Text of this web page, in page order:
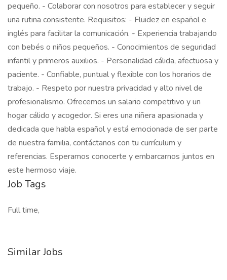
pequeño. - Colaborar con nosotros para establecer y seguir
una rutina consistente. Requisitos: - Fluidez en español e
inglés para facilitar la comunicación. - Experiencia trabajando
con bebés o niños pequeños. - Conocimientos de seguridad
infantil y primeros auxilios. - Personalidad cálida, afectuosa y
paciente. - Confiable, puntual y flexible con los horarios de
trabajo. - Respeto por nuestra privacidad y alto nivel de
profesionalismo. Ofrecemos un salario competitivo y un
hogar cálido y acogedor. Si eres una niñera apasionada y
dedicada que habla español y está emocionada de ser parte
de nuestra familia, contáctanos con tu currículum y
referencias. Esperamos conocerte y embarcarnos juntos en
este hermoso viaje.
Job Tags
Full time,
Similar Jobs